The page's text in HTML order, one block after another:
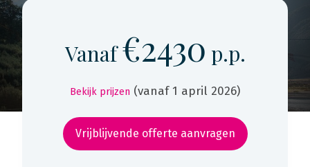
Vanaf€2430 p.p.
Bekijk prijzen (vanaf 1 april 2026)
Vrijblijvende offerte aanvragen